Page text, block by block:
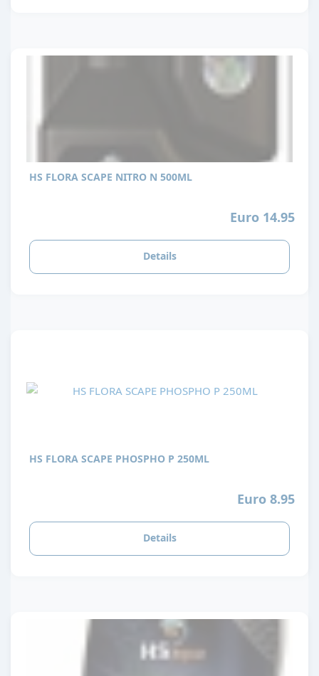
HS FLORA SCAPE NITRO N 500ML
Euro 14.95
Details
HS FLORA SCAPE PHOSPHO P 250ML
Euro 8.95
Details